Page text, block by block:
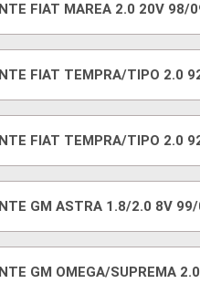
FIAT MAREA 2.0 20V 98/
FIAT TEMPRA/TIPO 2.0
FIAT TEMPRA/TIPO 2.0
GM ASTRA 1.8/2.0 8V
GM OMEGA/SUPREMA